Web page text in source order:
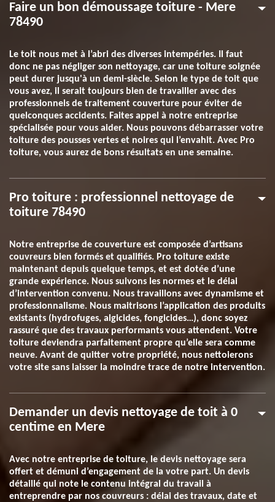
Faire un bon démoussage toiture - Mere
78490
Le toit nous met à l’abri des diverses intempéries. Il faut
donc ne pas négliger son nettoyage, car une toiture soignée
peut durer jusqu'à un demi-siècle. Selon le type de toit que
vous avez, il serait toujours bien de travailler avec des
professionnels de traitement couverture pour éviter de
quelconques accidents. Faites appel à notre entreprise
spécialisée pour vous aider. Nous pouvons débarrasser votre
toiture des pousses vertes et noires qui l’envahit. Avec Pro
toiture, vous aurez de bons résultats en une semaine.
Pro toiture : professionnel nettoyage de
toiture 78490
Notre entreprise de couverture est composée d’artisans
couvreurs bien formés et qualifiés. Pro toiture existe
maintenant depuis quelque temps, et est dotée d’une
grande expérience. Nous suivons les normes et le délai
d’intervention convenu. Nous travaillons avec dynamisme et
professionnalisme. Nous maitrisons l’application des produits
existants (hydrofuges, algicides, fongicides…), donc soyez
rassuré que des travaux performants vous attendent. Votre
toiture deviendra parfaitement propre qu’elle sera comme
neuve. Avant de quitter votre propriété, nous nettoierons
votre site sans laisser la moindre trace de notre intervention.
Demander un devis nettoyage de toit à 0
centime en Mere
Avec notre entreprise de toiture, le devis nettoyage sera
offert et démuni d’engagement de la votre part. Un devis
détaillé qui note le contenu intégral du travail à
entreprendre par nos couvreurs : délai des travaux, date et